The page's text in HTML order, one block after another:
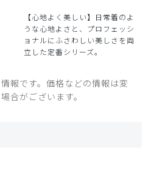
【心地よく美しい】日常着のよ
うな心地よさと、プロフェッシ
ョナルにふさわしい美しさを両
立した定番シリーズ。
報です。価格などの情報は変
合がございます。